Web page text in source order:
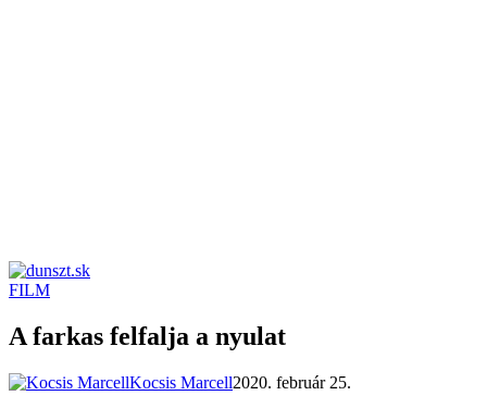
FILM
A farkas felfalja a nyulat
Kocsis Marcell2020. február 25.